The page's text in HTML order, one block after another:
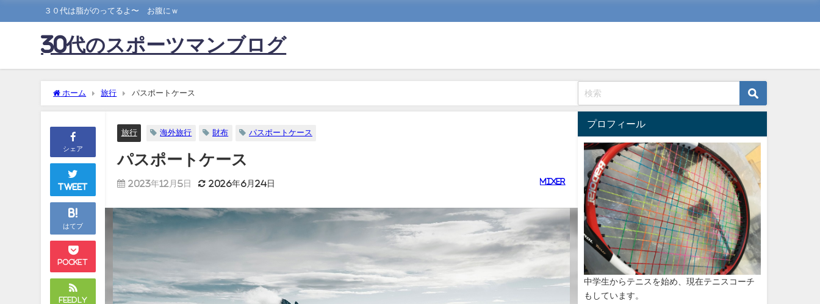
３０代は脂がのってるよ〜 お腹にｗ
30代のスポーツマンブログ
ホーム 旅行 パスポートケース
シェア
Tweet
B!
はてブ
Pocket
Feedly
旅行 海外旅行 財布 パスポートケース
パスポートケース
2023年12月5日 2026年6月24日 mixer
プロフィール
中学生からテニスを始め、現在テニスコーチ
もしています。